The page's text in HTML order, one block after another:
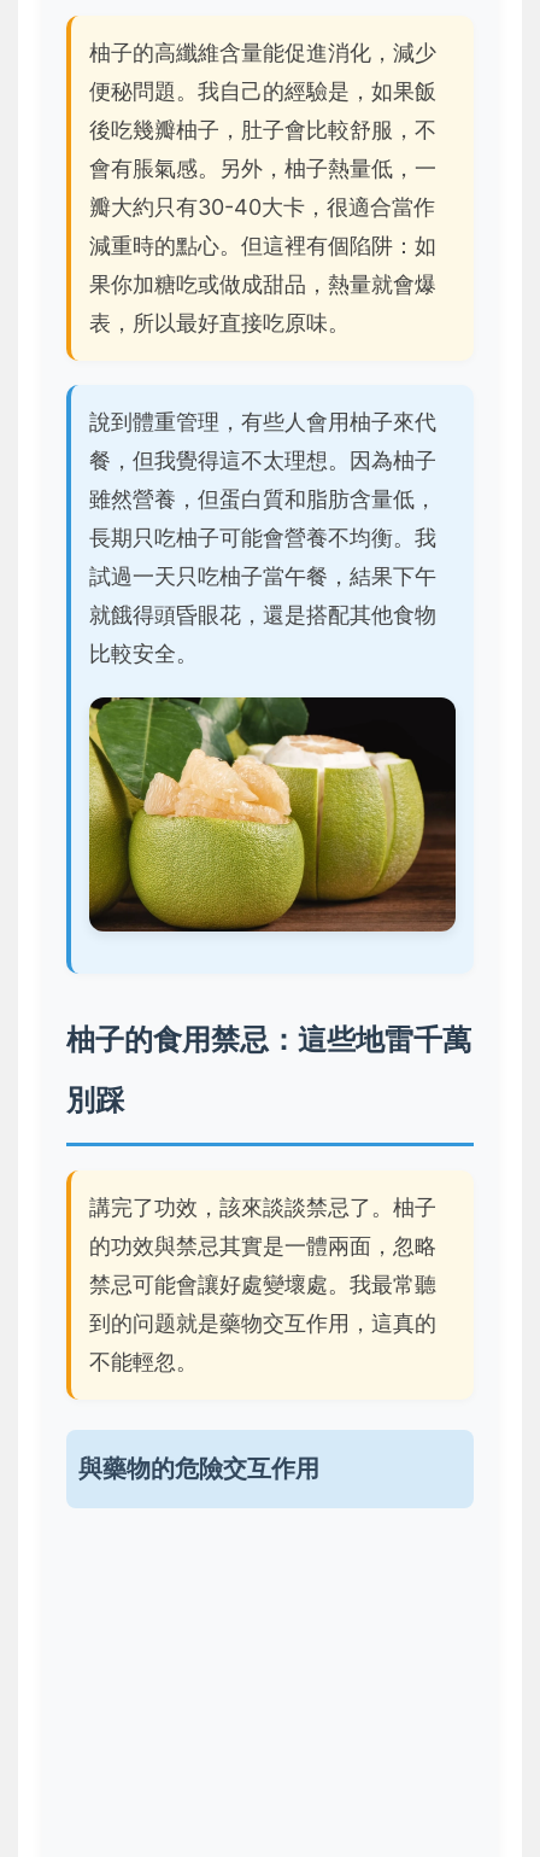
柚子的高纖維含量能促進消化，減少
便秘問題。我自己的經驗是，如果飯
後吃幾瓣柚子，肚子會比較舒服，不
會有脹氣感。另外，柚子熱量低，一
瓣大約只有30-40大卡，很適合當作
減重時的點心。但這裡有個陷阱：如
果你加糖吃或做成甜品，熱量就會爆
表，所以最好直接吃原味。
說到體重管理，有些人會用柚子來代
餐，但我覺得這不太理想。因為柚子
雖然營養，但蛋白質和脂肪含量低，
長期只吃柚子可能會營養不均衡。我
試過一天只吃柚子當午餐，結果下午
就餓得頭昏眼花，還是搭配其他食物
比較安全。
柚子的食用禁忌：這些地雷千萬
別踩
講完了功效，該來談談禁忌了。柚子
的功效與禁忌其實是一體兩面，忽略
禁忌可能會讓好處變壞處。我最常聽
到的问题就是藥物交互作用，這真的
不能輕忽。
與藥物的危險交互作用